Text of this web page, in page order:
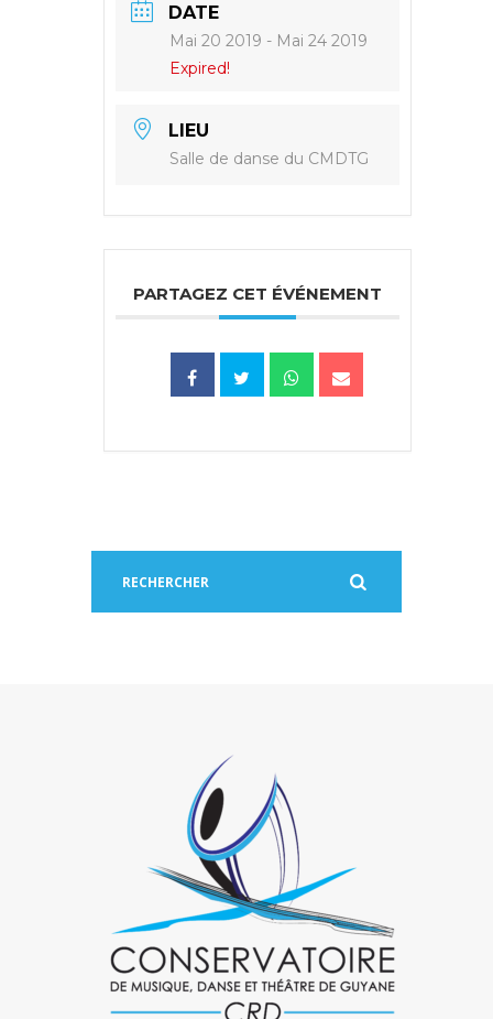
DATE
Mai 20 2019 - Mai 24 2019
Expired!
LIEU
Salle de danse du CMDTG
PARTAGEZ CET ÉVÉNEMENT